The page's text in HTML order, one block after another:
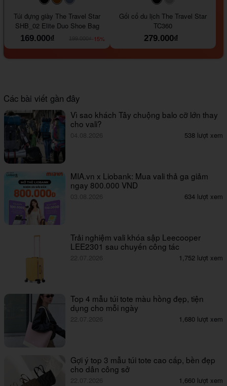
#000000#964B00
Túi đựng giày The Travel Star
SHB_02 Elite Duo Shoe Bag
169.000₫
-15%
#000000
Gối cổ du lịch The Travel Star
TC360
279.000₫
Các bài viết gần đây
Vì sao khách Tây chuộng balo cỡ lớn thay
cho vali?
04.08.2026 538 lượt xem
MIA.vn x Liobank: Mua vali thả ga giảm
ngay 800.000 VND
03.08.2026 634 lượt xem
Trải nghiệm vali khóa sập Leecooper
LEE2301 sau chuyến công tác
22.07.2026 1,752 lượt xem
Top 4 mẫu túi tote màu hồng đẹp, tiện
dụng cho mỗi ngày
22.07.2026 1,680 lượt xem
Gợi ý top 3 mẫu túi tote cao cấp, bền đẹp
cho dân công sở
22.07.2026 1,660 lượt xem